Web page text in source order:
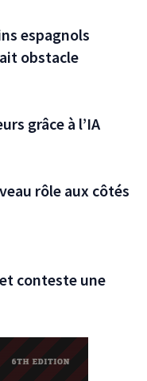
espagnols
obstacle
grâce à l’IA
rôle aux côtés
conteste une